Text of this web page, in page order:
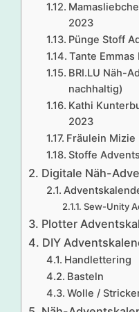
2023
Pünge Stoff
Tante
BRI.LU Näh-
nachhaltig)
Kathi
2023
Fräulein
Stoffe
Digitale Näh-
Sew-Unity
Plotter
DIY
Handlettering
Basteln
Wolle /